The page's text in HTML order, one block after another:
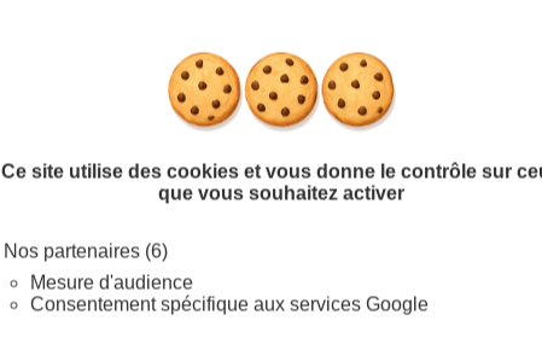
Ce site utilise des cookies et vous donne le contrôle sur
que vous souhaitez activer
Nos partenaires (6)
Mesure d'audience
Consentement spécifique aux services Google
Prévenez-moi lorsque le